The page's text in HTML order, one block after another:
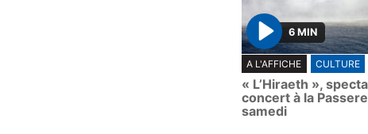
P
l
a
y
6 MIN
A L'AFFICHE CULTURE
« L’Hiraeth »,
concert à la
samedi